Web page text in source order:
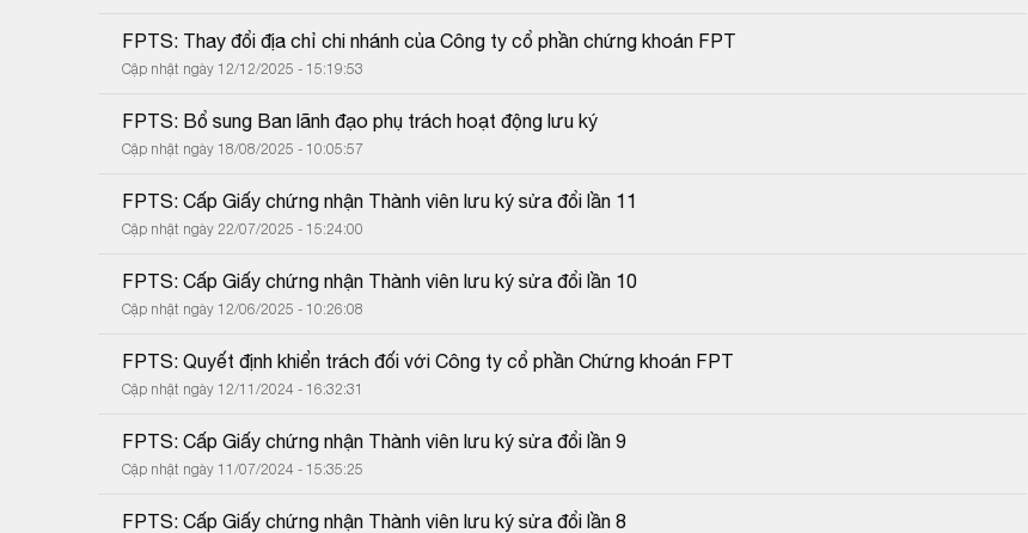
FPTS: Thay đổi địa chỉ chi nhánh của Công ty cổ phần chứng khoán FPT
Cập nhật ngày 12/12/2025 - 15:19:53
FPTS: Bổ sung Ban lãnh đạo phụ trách hoạt động lưu ký
Cập nhật ngày 18/08/2025 - 10:05:57
FPTS: Cấp Giấy chứng nhận Thành viên lưu ký sửa đổi lần 11
Cập nhật ngày 22/07/2025 - 15:24:00
FPTS: Cấp Giấy chứng nhận Thành viên lưu ký sửa đổi lần 10
Cập nhật ngày 12/06/2025 - 10:26:08
FPTS: Quyết định khiển trách đối với Công ty cổ phần Chứng khoán FPT
Cập nhật ngày 12/11/2024 - 16:32:31
FPTS: Cấp Giấy chứng nhận Thành viên lưu ký sửa đổi lần 9
Cập nhật ngày 11/07/2024 - 15:35:25
FPTS: Cấp Giấy chứng nhận Thành viên lưu ký sửa đổi lần 8